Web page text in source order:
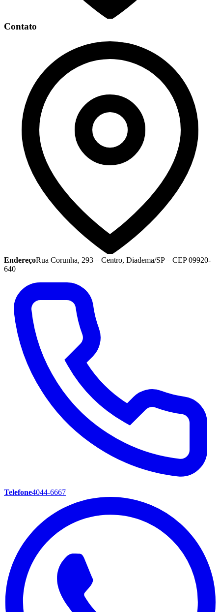
Contato
EndereçoRua Corunha, 293 – Centro, Diadema/SP – CEP 09920-
640
Telefone4044-6667